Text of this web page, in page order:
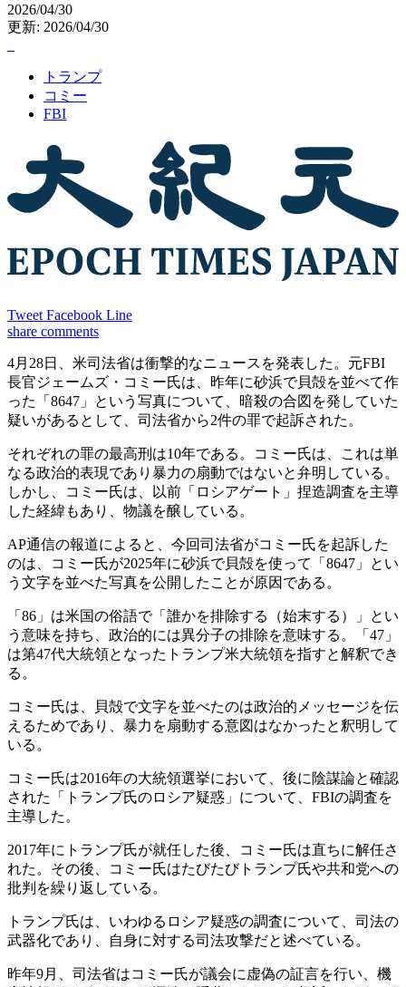
2026/04/30
更新: 2026/04/30
トランプ
コミー
FBI
Tweet Facebook Line
share comments
4月28日、米司法省は衝撃的なニュースを発表した。元FBI
長官ジェームズ・コミー氏は、昨年に砂浜で貝殻を並べて作
った「8647」という写真について、暗殺の合図を発していた
疑いがあるとして、司法省から2件の罪で起訴された。
それぞれの罪の最高刑は10年である。コミー氏は、これは単
なる政治的表現であり暴力の扇動ではないと弁明している。
しかし、コミー氏は、以前「ロシアゲート」捏造調査を主導
した経緯もあり、物議を醸している。
AP通信の報道によると、今回司法省がコミー氏を起訴した
のは、コミー氏が2025年に砂浜で貝殻を使って「8647」とい
う文字を並べた写真を公開したことが原因である。
「86」は米国の俗語で「誰かを排除する（始末する）」とい
う意味を持ち、政治的には異分子の排除を意味する。「47」
は第47代大統領となったトランプ米大統領を指すと解釈でき
る。
コミー氏は、貝殻で文字を並べたのは政治的メッセージを伝
えるためであり、暴力を扇動する意図はなかったと釈明して
いる。
コミー氏は2016年の大統領選挙において、後に陰謀論と確認
された「トランプ氏のロシア疑惑」について、FBIの調査を
主導した。
2017年にトランプ氏が就任した後、コミー氏は直ちに解任さ
れた。その後、コミー氏はたびたびトランプ氏や共和党への
批判を繰り返している。
トランプ氏は、いわゆるロシア疑惑の調査について、司法の
武器化であり、自身に対する司法攻撃だと述べている。
昨年9月、司法省はコミー氏が議会に虚偽の証言を行い、機